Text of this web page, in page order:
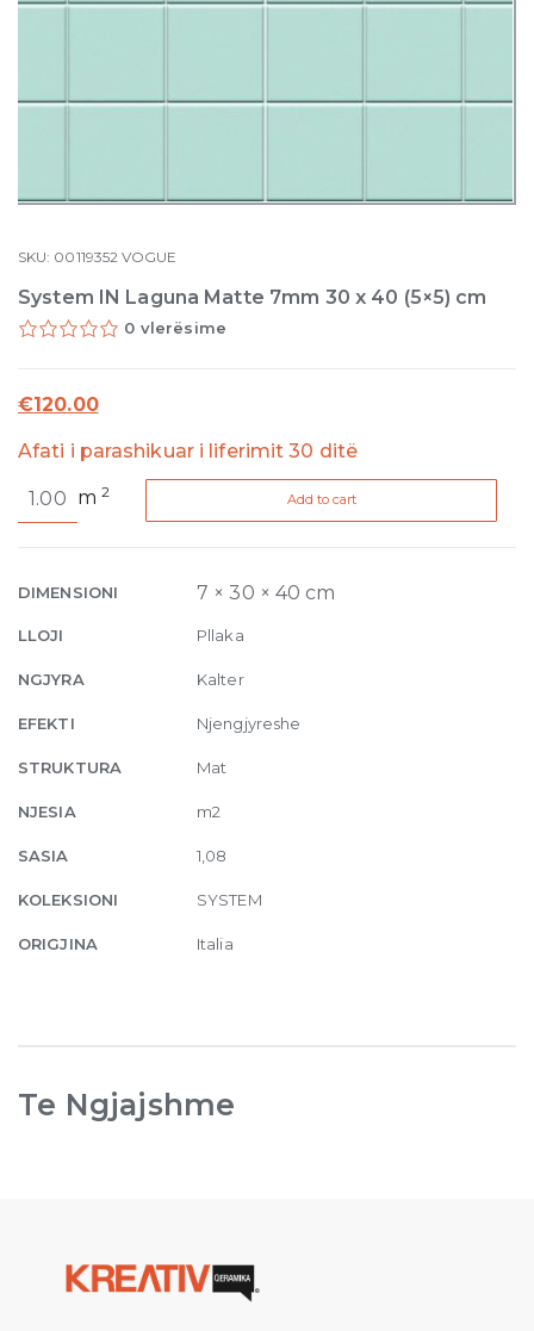
SKU: 00119352 VOGUE
System IN Laguna Matte 7mm 30 x 40 (5×5) cm
0 vlerësime
€120.00
Afati i parashikuar i liferimit 30 ditë
IN
7mm
x
40
cm
quantity
m2 Add to cart
DIMENSIONI 7 × 30 × 40 cm
LLOJI Pllaka
NGJYRA Kalter
EFEKTI Njengjyreshe
STRUKTURA Mat
NJESIA m2
SASIA 1,08
KOLEKSIONI SYSTEM
ORIGJINA Italia
Te Ngjajshme